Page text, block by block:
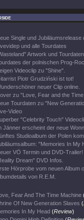
Single und Jubiläumsrelease
und alle Tourdates
Artwork und Tourdaten
der polnischen Prog-
Videoclip zu "Shine".
Piotr Grudziński ist tot!
neuer Clip online.
zu "Love, Fear and the
Tourdaten zu "New
Video
"Celebrity Touch"
Jänner erscheint der neue
Studioalbum der Polen
"Memories In My
VÖ Termin und DVD-Trailer!
Dream" DVD Infos.
Hörprobe vom neuen Album
von R.E.M.
Fear And The Time Machine
Of New Generation Slaves (
In My Head (Review)